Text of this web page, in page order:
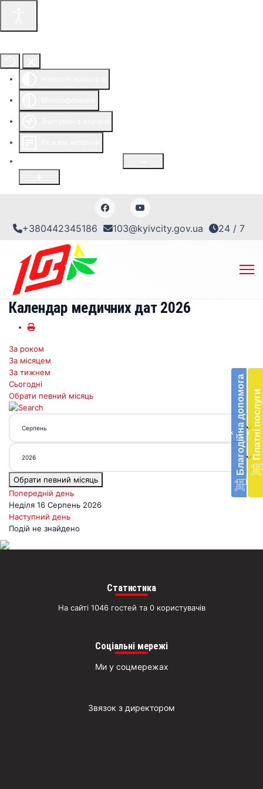
+380442345186 103@kyivcity.gov.ua 24 / 7
‹ Благодійна допомогав
‹ Платні послуги
Календар медичних дат 2026
За роком
За місяцем
За тижнем
Сьогодні
Обрати певний місяць
Обрати певний місяць
Попередній день
Неділя 16 Серпень 2026
Наступний день
Подій не знайдено
Статистика
На сайті 1046 гостей та 0 користувачів
Соціальні мережі
Ми у соцмережах
Звязок з директором